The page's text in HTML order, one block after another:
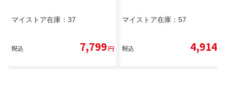
マイストア在庫： 37
税込 7,799円
マイストア在庫： 57
税込 4,914